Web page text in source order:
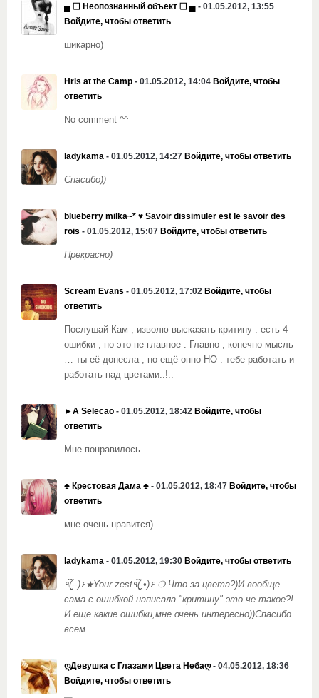
▄ ❏ Неопознанный объект ❏ ▄ - 01.05.2012, 13:55
Войдите, чтобы ответить
шикарно)
Hris at the Camp - 01.05.2012, 14:04 Войдите, чтобы
ответить
No comment ^^
ladykama - 01.05.2012, 14:27 Войдите, чтобы ответить
Спасибо))
blueberry milka~* ♥ Savoir dissimuler est le savoir des
rois - 01.05.2012, 15:07 Войдите, чтобы ответить
Прекрасно)
Scream Evans - 01.05.2012, 17:02 Войдите, чтобы
ответить
Послушай Кам , изволю высказать критину : есть 4
ошибки , но это не главное . Главно , конечно мысль
… ты её донесла , но ещё онно НО : тебе работать и
работать над цветами..!..
►A Selecao - 01.05.2012, 18:42 Войдите, чтобы
ответить
Мне понравилось
♣️ Крестовая Дама ♣️ - 01.05.2012, 18:47 Войдите, чтобы
ответить
мне очень нравится)
ladykama - 01.05.2012, 19:30 Войдите, чтобы ответить
٩(-̮̮̃-̃)۶★Your zest٩(-̮̮̃•̃)۶ ❍ Что за цвета?)И вообще
сама с ошибкой написала "критину" это че такое?!
И еще какие ошибки,мне очень интересно))Спасибо
всем.
ღДевушка с Глазами Цвета Небаღ- 04.05.2012, 18:36
Войдите, чтобы ответить